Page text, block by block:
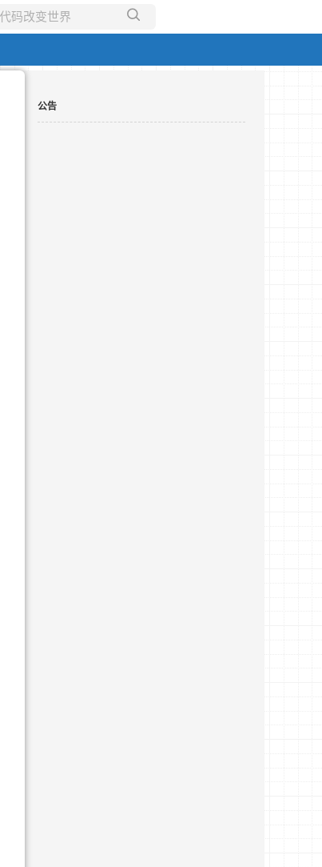
公告